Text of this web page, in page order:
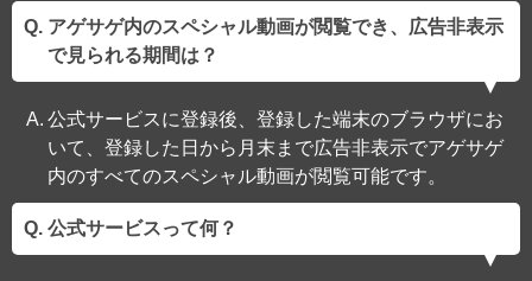
アゲサゲ内のスペシャル動画が閲覧でき、広告非表示
で見られる期間は？
公式サービスに登録後、登録した端末のブラウザにお
いて、登録した日から月末まで広告非表示でアゲサゲ
内のすべてのスペシャル動画が閲覧可能です。
公式サービスって何？